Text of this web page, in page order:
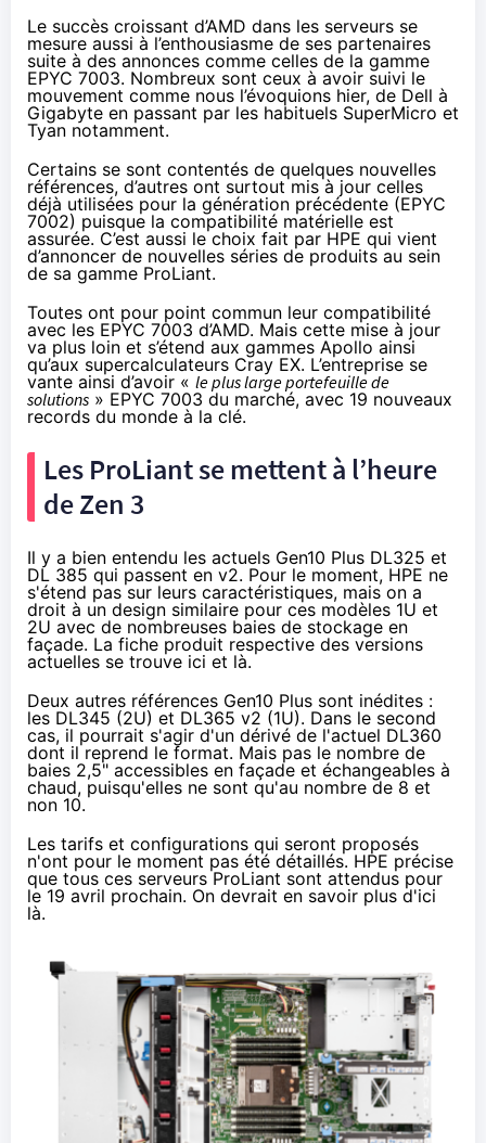
Le succès croissant d’AMD dans les serveurs se
mesure aussi à l’enthousiasme de ses partenaires
suite à des annonces comme celles de la gamme
EPYC 7003. Nombreux sont ceux à avoir suivi le
mouvement comme nous l’évoquions hier, de Dell à
Gigabyte en passant par les habituels SuperMicro et
Tyan notamment.
Certains se sont contentés de quelques nouvelles
références, d’autres ont surtout mis à jour celles
déjà utilisées pour la génération précédente (EPYC
7002) puisque la compatibilité matérielle est
assurée. C’est aussi le choix fait par HPE qui vient
d’annoncer de nouvelles séries de produits au sein
de sa gamme ProLiant.
Toutes ont pour point commun leur compatibilité
avec les EPYC 7003 d’AMD. Mais cette mise à jour
va plus loin et s’étend aux gammes Apollo ainsi
qu’aux supercalculateurs Cray EX. L’entreprise se
vante ainsi d’avoir « le plus large portefeuille de
solutions » EPYC 7003 du marché, avec 19 nouveaux
records du monde à la clé.
Les ProLiant se mettent à l’heure
de Zen 3
Il y a bien entendu les actuels Gen10 Plus DL325 et
DL 385 qui passent en v2. Pour le moment, HPE ne
s'étend pas sur leurs caractéristiques, mais on a
droit à un design similaire pour ces modèles 1U et
2U avec de nombreuses baies de stockage en
façade. La fiche produit respective des versions
actuelles se trouve ici et là.
Deux autres références Gen10 Plus sont inédites :
les DL345 (2U) et DL365 v2 (1U). Dans le second
cas, il pourrait s'agir d'un dérivé de l'actuel DL360
dont il reprend le format. Mais pas le nombre de
baies 2,5" accessibles en façade et échangeables à
chaud, puisqu'elles ne sont qu'au nombre de 8 et
non 10.
Les tarifs et configurations qui seront proposés
n'ont pour le moment pas été détaillés. HPE précise
que tous ces serveurs ProLiant sont attendus pour
le 19 avril prochain. On devrait en savoir plus d'ici
là.